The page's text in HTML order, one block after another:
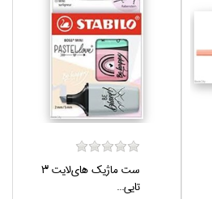
ست ماژيك هاي‌لايت 3
تايي...